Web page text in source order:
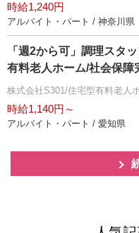
時給1,240円
アルバイト・パート / 神奈川県
「週2から可」調理スタ
有料老人ホーム/社会保障
株式会社S301/住宅型有料老人
時給1,140円～
アルバイト・パート / 愛知県